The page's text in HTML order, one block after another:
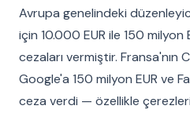
Avrupa genelindeki
için 10.000 EUR ile 150 milyon
cezaları vermiştir. Fransa'nın
Google'a 150 milyon EUR ve
ceza verdi — özellikle